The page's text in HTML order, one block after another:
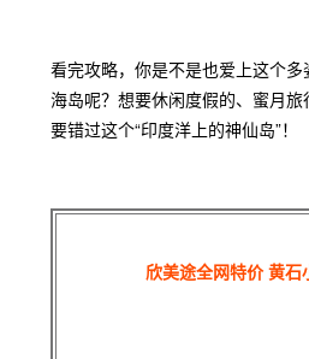
看完攻略，你是不是也爱上这个
海岛呢？想要休闲度假的、蜜月
要错过这个“印度洋上的神仙岛”！
欣美途全网特价 黄石